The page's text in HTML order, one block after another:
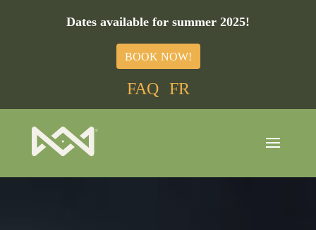
Dates available for summer 2025!
BOOK NOW!
FAQ FR